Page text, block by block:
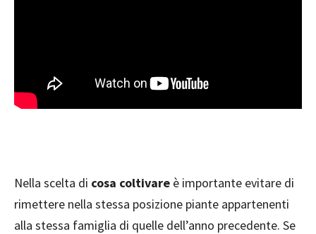
Nella scelta di cosa coltivare è importante evitare di
rimettere nella stessa posizione piante appartenenti
alla stessa famiglia di quelle dell’anno precedente. Se